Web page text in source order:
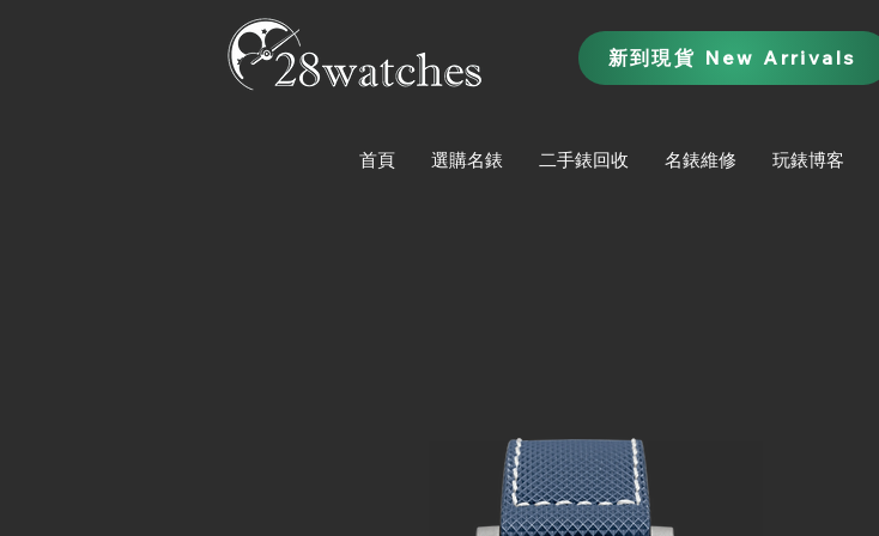
新到現貨 New Arrivals
首頁 選購名錶 二手錶回收 名錶維修 玩錶博客